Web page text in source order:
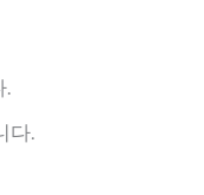
.
다.